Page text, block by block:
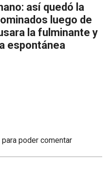
así quedó la
luego de
la fulminante y
espontánea
para poder comentar